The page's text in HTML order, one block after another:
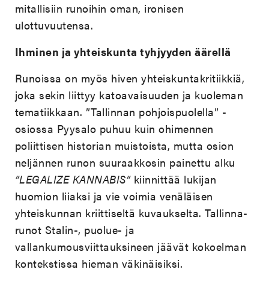
mitallisiin runoihin oman, ironisen
ulottuvuutensa.
Ihminen ja yhteiskunta tyhjyyden äärellä
Runoissa on myös hiven yhteiskuntakritiikkiä,
joka sekin liittyy katoavaisuuden ja kuoleman
tematiikkaan. ”Tallinnan pohjoispuolella” -
osiossa Pyysalo puhuu kuin ohimennen
poliittisen historian muistoista, mutta osion
neljännen runon suuraakkosin painettu alku
”LEGALIZE KANNABIS”kiinnittää lukijan
huomion liiaksi ja vie voimia venäläisen
yhteiskunnan kriittiseltä kuvaukselta. Tallinna-
runot Stalin-, puolue- ja
vallankumousviittauksineen jäävät kokoelman
kontekstissa hieman väkinäisiksi.